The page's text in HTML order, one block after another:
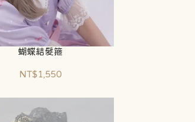
蝴蝶結髮箍
NT$1,550